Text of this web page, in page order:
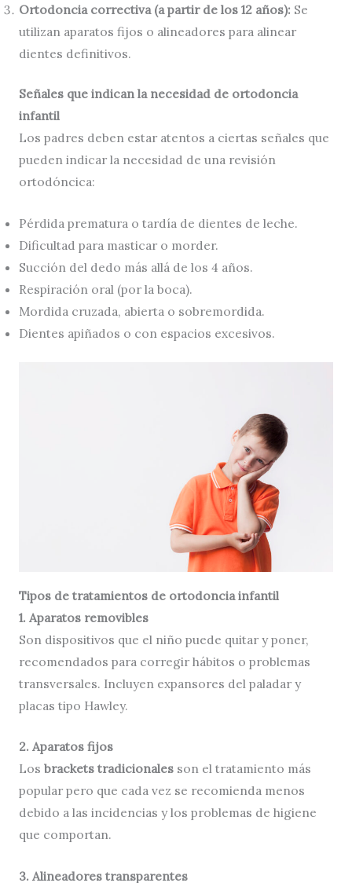
Ortodoncia correctiva (a partir de los 12 años): Se
utilizan aparatos fijos o alineadores para alinear
dientes definitivos.
Señales que indican la necesidad de ortodoncia
infantil
Los padres deben estar atentos a ciertas señales que
pueden indicar la necesidad de una revisión
ortodóncica:
Pérdida prematura o tardía de dientes de leche.
Dificultad para masticar o morder.
Succión del dedo más allá de los 4 años.
Respiración oral (por la boca).
Mordida cruzada, abierta o sobremordida.
Dientes apiñados o con espacios excesivos.
Tipos de tratamientos de ortodoncia infantil
1. Aparatos removibles
Son dispositivos que el niño puede quitar y poner,
recomendados para corregir hábitos o problemas
transversales. Incluyen expansores del paladar y
placas tipo Hawley.
2. Aparatos fijos
Los brackets tradicionalesson el tratamiento más
popular pero que cada vez se recomienda menos
debido a las incidencias y los problemas de higiene
que comportan.
3. Alineadores transparentes